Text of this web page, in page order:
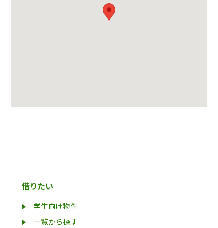
借りたい
学生向け物件
一覧から探す